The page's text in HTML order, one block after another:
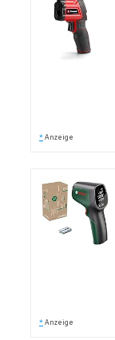
* Anzeige
* Anzeige